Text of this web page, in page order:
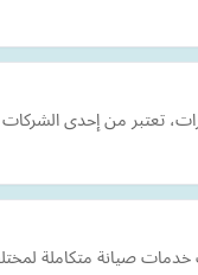
تعتبر من إحدى الشركات
صيانة متكاملة